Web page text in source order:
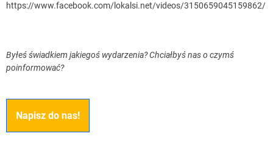
https://www.facebook.com/lokalsi.net/videos/3150659045159862/
Byłeś świadkiem jakiegoś wydarzenia? Chciałbyś nas o czymś
poinformować?
Napisz do nas!